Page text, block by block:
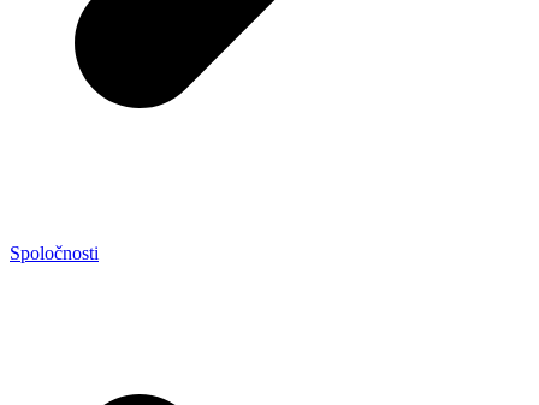
Spoločnosti